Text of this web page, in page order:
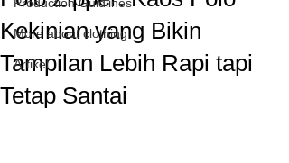
More about clothing
Artikel
Kekinian yang Bikin
Tampilan Lebih Rapi tapi
Tetap Santai